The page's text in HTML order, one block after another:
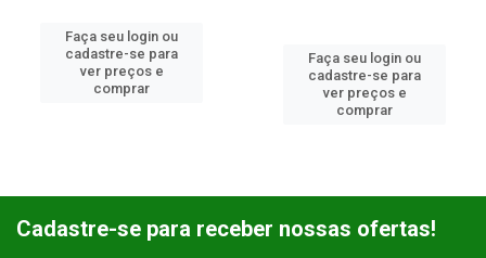
Faça seu login ou
cadastre-se para
ver preços e
comprar
Faça seu login ou
cadastre-se para
ver preços e
comprar
Cadastre-se para receber nossas ofertas!